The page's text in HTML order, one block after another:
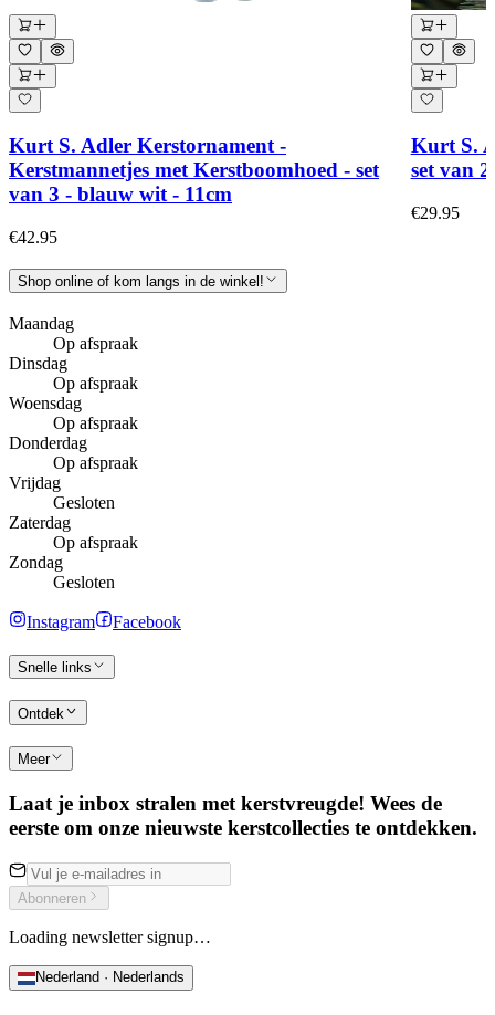
Kurt S. Adler Kerstornament -
Kerstmannetjes met Kerstboomhoed - set
van 3 - blauw wit - 11cm
€42.95
Kurt S.
set van
€29.95
Shop online of kom langs in de winkel!
Maandag
Op afspraak
Dinsdag
Op afspraak
Woensdag
Op afspraak
Donderdag
Op afspraak
Vrijdag
Gesloten
Zaterdag
Op afspraak
Zondag
Gesloten
Instagram Facebook
Snelle links
Ontdek
Meer
Laat je inbox stralen met kerstvreugde! Wees de
eerste om onze nieuwste kerstcollecties te ontdekken.
Abonneren
Loading newsletter signup…
Nederland · Nederlands